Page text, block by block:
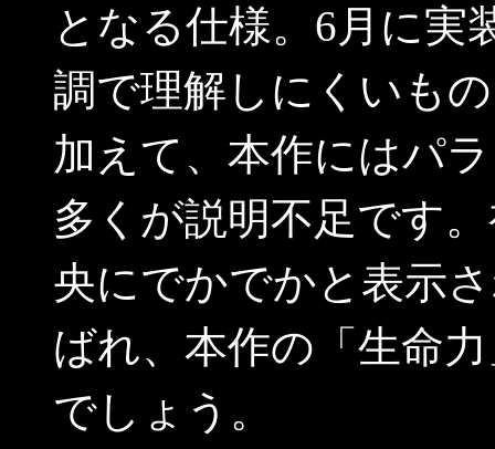
となる仕様。6月に実
調で理解しにくいも
加えて、本作にはパ
多くが説明不足です
央にでかでかと表示
ばれ、本作の「生命
でしょう。